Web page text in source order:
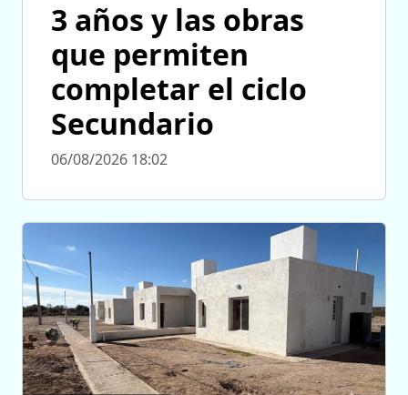
3 años y las obras
que permiten
completar el ciclo
Secundario
06/08/2026 18:02